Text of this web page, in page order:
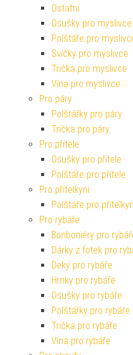
Ostatní
Osušky pro myslivce
Polštáře pro
Svíčky pro myslivce
Trička pro myslivce
Vína pro myslivce
Pro páry
Polštářky pro páry
Trička pro páry
Pro přítele
Osušky pro přítele
Polštáře pro přítele
Pro přítelkyni
Polštáře pro
Pro rybáře
Bonboniéry pro
Dárky z fotek pro
Deky pro rybáře
Hrnky pro rybáře
Osušky pro rybáře
Polštářky pro rybáře
Trička pro rybáře
Vína pro rybáře